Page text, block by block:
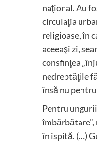
naţional. Au
circulaţia
religioase, în
aceeaşi zi,
consfinţea
nedreptăţile
însă nu
Pentru
îmbărbătare”,
în ispită. (…)